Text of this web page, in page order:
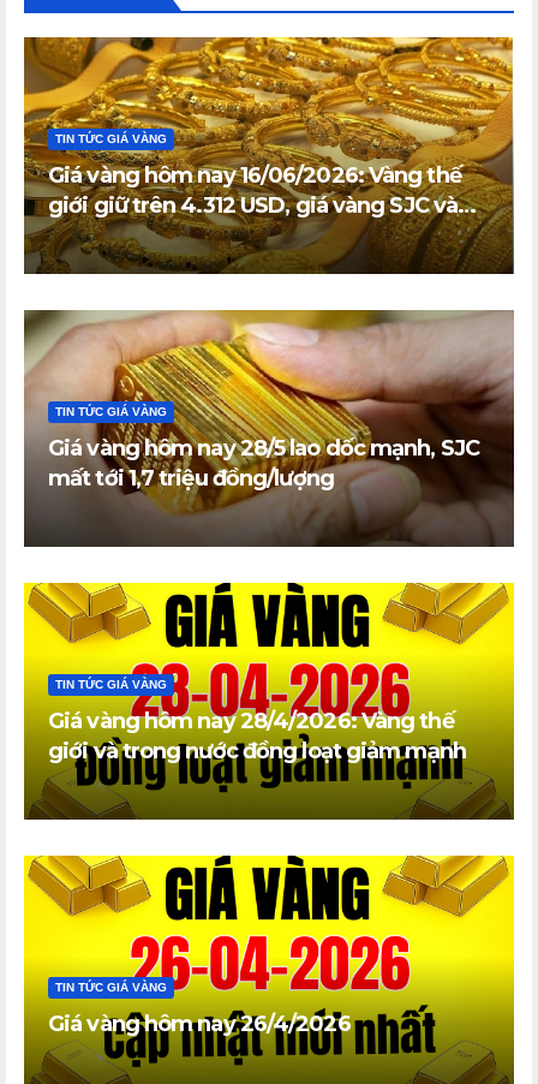
TIN TỨC GIÁ VÀNG
Giá vàng hôm nay 16/06/2026: Vàng thế
giới giữ trên 4.312 USD, giá vàng SJC và
vàng nhẫn trong nước đi ngang
TIN TỨC GIÁ VÀNG
Giá vàng hôm nay 28/5 lao dốc mạnh, SJC
mất tới 1,7 triệu đồng/lượng
TIN TỨC GIÁ VÀNG
Giá vàng hôm nay 28/4/2026: Vàng thế
giới và trong nước đồng loạt giảm mạnh
TIN TỨC GIÁ VÀNG
Giá vàng hôm nay 26/4/2026